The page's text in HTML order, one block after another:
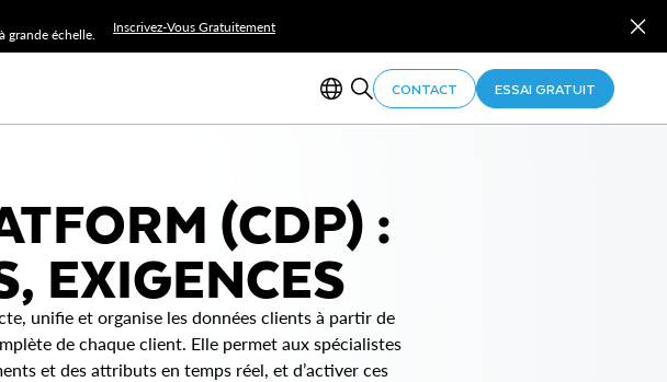
grande échelle.
Inscrivez-Vous Gratuitement
CONTACT ESSAI GRATUIT
(CDP) :
EXIGENCES
unifie et organise les données clients à partir de
de chaque client. Elle permet aux spécialistes
et des attributs en temps réel, et d’activer ces